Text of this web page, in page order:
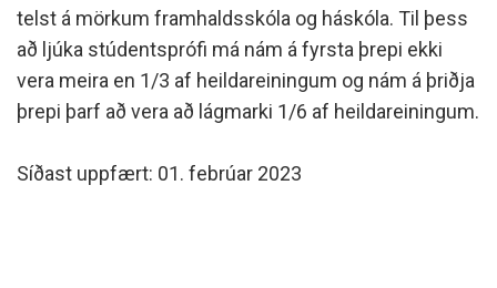
telst á mörkum framhaldsskóla og háskóla. Til þess
að ljúka stúdentsprófi má nám á fyrsta þrepi ekki
vera meira en 1/3 af heildareiningum og nám á þriðja
þrepi þarf að vera að lágmarki 1/6 af heildareiningum.
Síðast uppfært: 01. febrúar 2023